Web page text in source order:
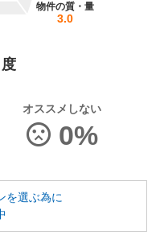
物件の質・量
3.0
オススメしない
0%
を選ぶ為に